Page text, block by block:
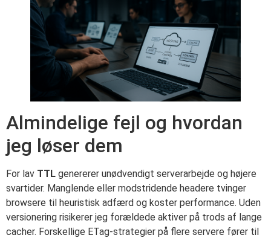
Almindelige fejl og hvordan
jeg løser dem
For lav TTL genererer unødvendigt serverarbejde og højere
svartider. Manglende eller modstridende headere tvinger
browsere til heuristisk adfærd og koster performance. Uden
versionering risikerer jeg forældede aktiver på trods af lange
cacher. Forskellige ETag-strategier på flere servere fører til